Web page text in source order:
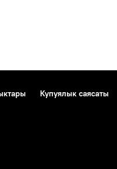
Купуялык саясаты